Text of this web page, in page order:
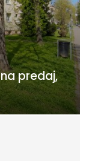
na predaj,